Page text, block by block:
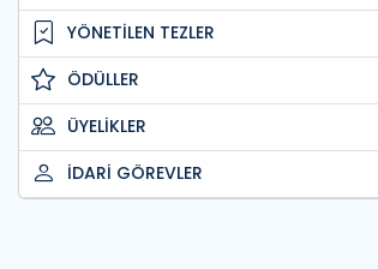
YÖNETİLEN TEZLER
ÖDÜLLER
ÜYELİKLER
İDARİ GÖREVLER